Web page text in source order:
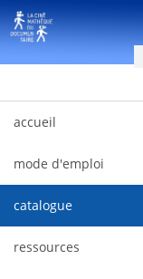
Pular para o conteúdo
accueil
mode d'emploi
catalogue
ressources